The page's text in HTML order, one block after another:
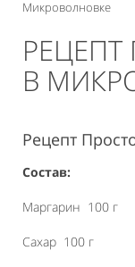
Микроволновке
В
Рецепт
Состав:
Маргарин 100 г
Сахар 100 г